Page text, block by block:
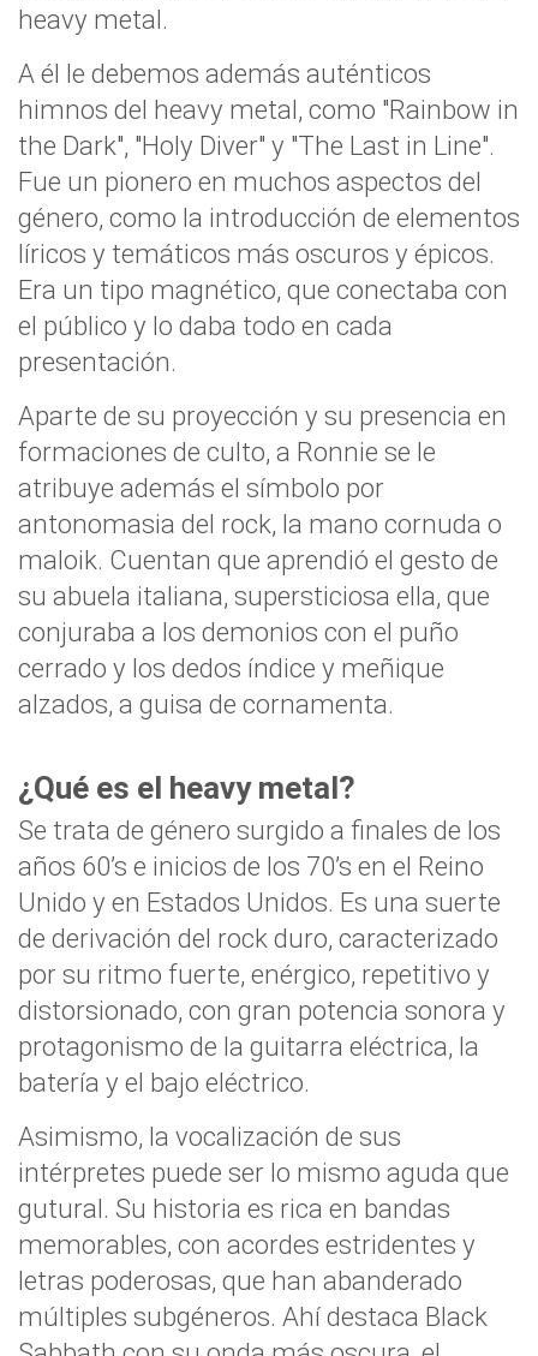
heavy metal.
A él le debemos además auténticos
himnos del heavy metal, como "Rainbow in
the Dark", "Holy Diver" y "The Last in Line".
Fue un pionero en muchos aspectos del
género, como la introducción de elementos
líricos y temáticos más oscuros y épicos.
Era un tipo magnético, que conectaba con
el público y lo daba todo en cada
presentación.
Aparte de su proyección y su presencia en
formaciones de culto, a Ronnie se le
atribuye además el símbolo por
antonomasia del rock, la mano cornuda o
maloik. Cuentan que aprendió el gesto de
su abuela italiana, supersticiosa ella, que
conjuraba a los demonios con el puño
cerrado y los dedos índice y meñique
alzados, a guisa de cornamenta.
¿Qué es el heavy metal?
Se trata de género surgido a finales de los
años 60’s e inicios de los 70’s en el Reino
Unido y en Estados Unidos. Es una suerte
de derivación del rock duro, caracterizado
por su ritmo fuerte, enérgico, repetitivo y
distorsionado, con gran potencia sonora y
protagonismo de la guitarra eléctrica, la
batería y el bajo eléctrico.
Asimismo, la vocalización de sus
intérpretes puede ser lo mismo aguda que
gutural. Su historia es rica en bandas
memorables, con acordes estridentes y
letras poderosas, que han abanderado
múltiples subgéneros. Ahí destaca Black